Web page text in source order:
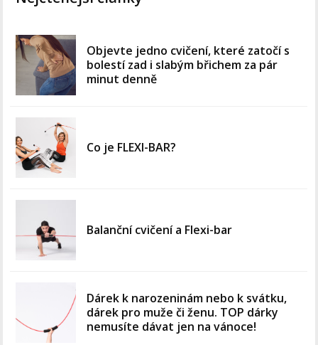
Objevte jedno cvičení, které zatočí s
bolestí zad i slabým břichem za pár
minut denně
Co je FLEXI-BAR?
Balanční cvičení a Flexi-bar
Dárek k narozeninám nebo k svátku,
dárek pro muže či ženu. TOP dárky
nemusíte dávat jen na vánoce!